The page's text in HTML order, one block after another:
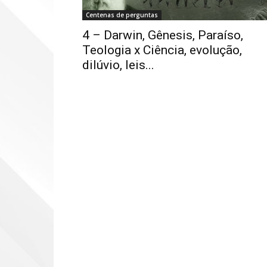
Centenas de perguntas
4 – Darwin, Gênesis, Paraíso,
Teologia x Ciência, evolução,
dilúvio, leis...